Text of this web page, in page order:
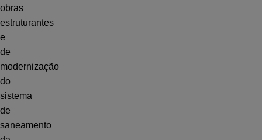
obras
estruturantes
e
de
modernização
do
sistema
de
saneamento